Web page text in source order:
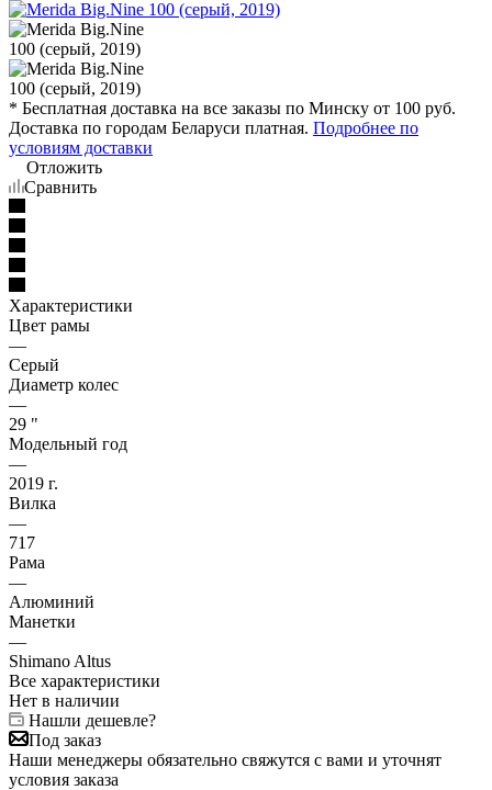
* Бесплатная доставка на все заказы по Минску от 100 руб.
Доставка по городам Беларуси платная. Подробнее по
условиям доставки
Отложить
Сравнить
Характеристики
Цвет рамы
—
Серый
Диаметр колес
—
29 "
Модельный год
—
2019 г.
Вилка
—
717
Рама
—
Алюминий
Манетки
—
Shimano Altus
Все характеристики
Нет в наличии
Нашли дешевле?
Под заказ
Наши менеджеры обязательно свяжутся с вами и уточнят
условия заказа